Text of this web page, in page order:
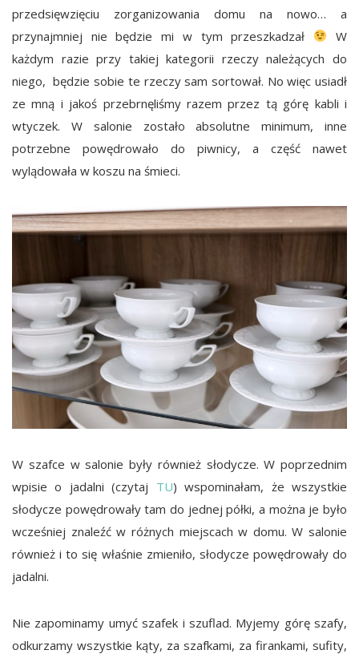
przedsięwzięciu zorganizowania domu na nowo… a
przynajmniej nie będzie mi w tym przeszkadzał
W
każdym razie przy takiej kategorii rzeczy należących do
niego, będzie sobie te rzeczy sam sortował. No więc usiadł
ze mną i jakoś przebrnęliśmy razem przez tą górę kabli i
wtyczek. W salonie zostało absolutne minimum, inne
potrzebne powędrowało do piwnicy, a część nawet
wylądowała w koszu na śmieci.
W szafce w salonie były również słodycze. W poprzednim
wpisie o jadalni (czytaj TU) wspominałam, że wszystkie
słodycze powędrowały tam do jednej półki, a można je było
wcześniej znaleźć w różnych miejscach w domu. W salonie
również i to się właśnie zmieniło, słodycze powędrowały do
jadalni.
Nie zapominamy umyć szafek i szuflad. Myjemy górę szafy,
odkurzamy wszystkie kąty, za szafkami, za firankami, sufity,